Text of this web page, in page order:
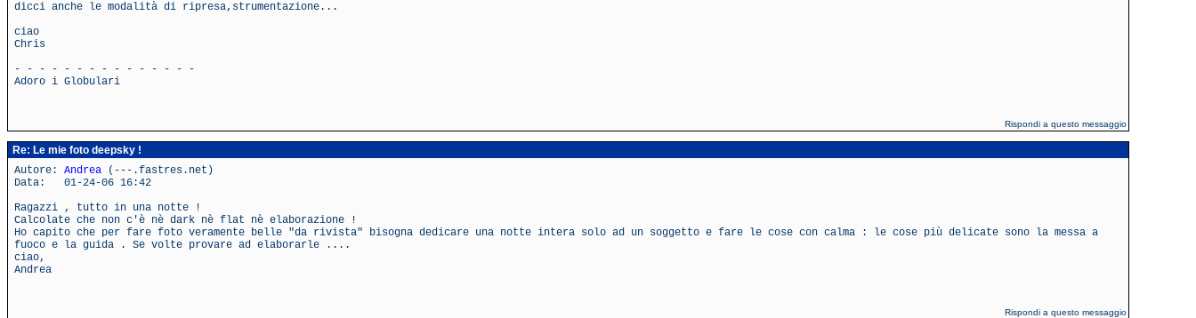
dicci anche le modalità di ripresa,strumentazione...
ciao
Chris
- - - - - - - - - - - - - - -
Adoro i Globulari
Rispondi a questo messaggio
Re: Le mie foto deepsky !
Autore: Andrea (---.fastres.net)
Data: 01-24-06 16:42
Ragazzi , tutto in una notte !
Calcolate che non c'è nè dark nè flat nè elaborazione !
Ho capito che per fare foto veramente belle "da rivista" bisogna dedicare una notte intera solo ad un soggetto e fare le cose con calma : le cose più delicate sono la messa a
fuoco e la guida . Se volte provare ad elaborarle ....
ciao,
Andrea
Rispondi a questo messaggio